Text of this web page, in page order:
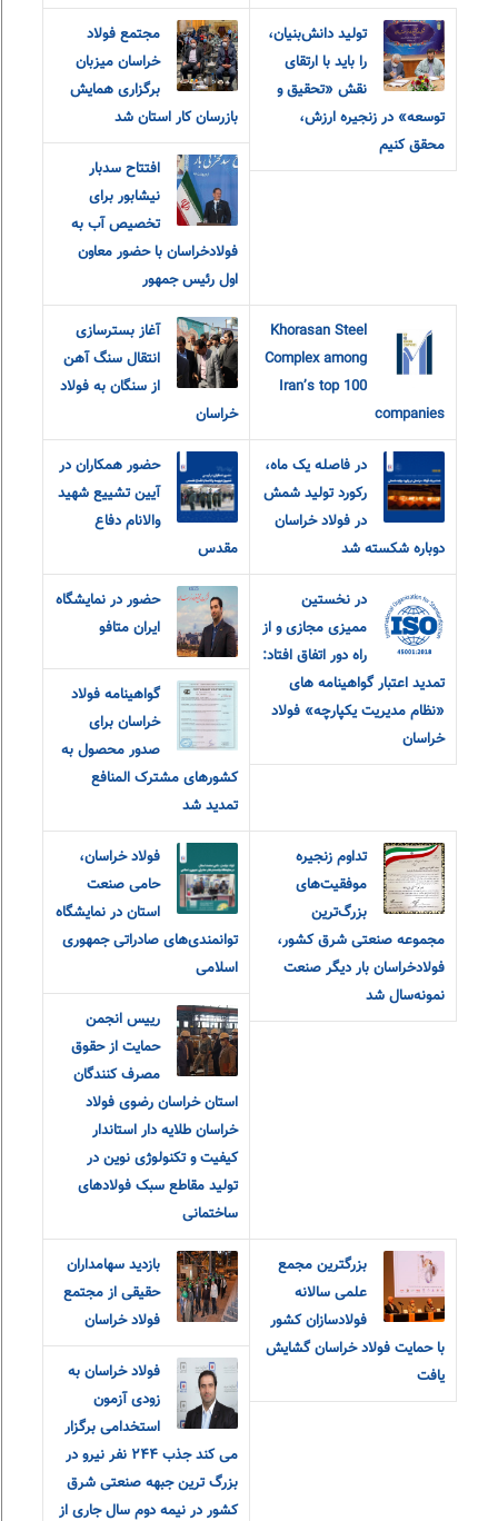
تولید دانش‌بنیان،
را باید با ارتقای
نقش «تحقیق و‌
توسعه» در زنجیره ارزش،
محقق کنیم
مجتمع فولاد
خراسان میزبان
برگزاری همایش
بازرسان کار استان شد
افتتاح سدبار
نیشابور برای
تخصیص آب به
فولادخراسان با حضور معاون
اول رئیس جمهور
Khorasan Steel
Complex among
Iran’s top 100
companies
آغاز بسترسازی
انتقال سنگ آهن
از سنگان به فولاد
خراسان
در فاصله یک ماه،
رکورد تولید شمش
در فولاد خراسان
دوباره شکسته شد
حضور همکاران در
آیین تشییع شهید
والانام دفاع
مقدس
در نخستین
ممیزی مجازی و از
راه دور اتفاق افتاد:
تمدید اعتبار گواهینامه های
«نظام مدیریت یکپارچه» فولاد
خراسان
حضور در نمایشگاه
ایران متافو
گواهینامه فولاد
خراسان برای
صدور محصول به
کشورهای مشترک المنافع
تمدید شد
تداوم زنجیره
موفقیت‌های
بزرگ‌ترین
مجموعه صنعتی شرق کشور،
فولادخراسان بار دیگر صنعت
نمونه‌سال شد
فولاد خراسان،
حامی صنعت
استان در نمایشگاه
توانمندی‌های صادراتی جمهوری
اسلامی
رییس انجمن
حمایت از حقوق
مصرف کنندگان
استان خراسان رضوی فولاد
خراسان طلایه دار استاندار
کیفیت و تکنولوژی نوین در
تولید مقاطع سبک فولادهای
ساختمانی
بزرگترین مجمع
علمی سالانه
فولادسازان کشور
با حمایت فولاد خراسان گشایش
یافت
بازدید سهامداران
حقیقی از مجتمع
فولاد خراسان
فولاد خراسان به
زودی آزمون
استخدامی برگزار
می کند جذب ٢۴۴ نفر نیرو در
بزرگ ترین جبهه صنعتی شرق
کشور در نیمه دوم سال جاری از